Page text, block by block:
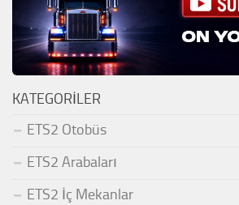
KATEGORILER
ETS2 Otobüs
ETS2 Arabaları
ETS2 İç Mekanlar